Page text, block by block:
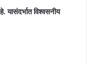
यासंदर्भात विश्वसनीय